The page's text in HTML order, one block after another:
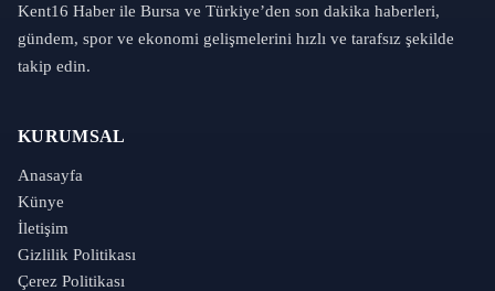
Kent16 Haber ile Bursa ve Türkiye’den son dakika haberleri,
gündem, spor ve ekonomi gelişmelerini hızlı ve tarafsız şekilde
takip edin.
KURUMSAL
Anasayfa
Künye
İletişim
Gizlilik Politikası
Çerez Politikası